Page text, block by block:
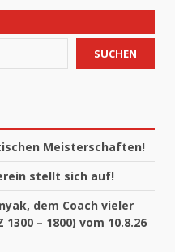
SUCHEN
Meisterschaften!
stellt sich auf!
dem Coach vieler
– 1800) vom 10.8.26